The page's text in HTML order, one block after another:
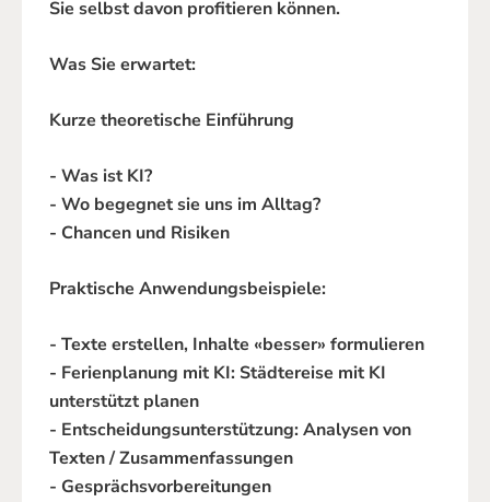
Sie selbst davon profitieren können.
Was Sie erwartet:
Kurze theoretische Einführung
- Was ist KI?
- Wo begegnet sie uns im Alltag?
- Chancen und Risiken
Praktische Anwendungsbeispiele:
- Texte erstellen, Inhalte «besser» formulieren
- Ferienplanung mit KI: Städtereise mit KI
unterstützt planen
- Entscheidungsunterstützung: Analysen von
Texten / Zusammenfassungen
- Gesprächsvorbereitungen